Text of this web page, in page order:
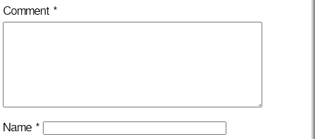
Comment *
Name *